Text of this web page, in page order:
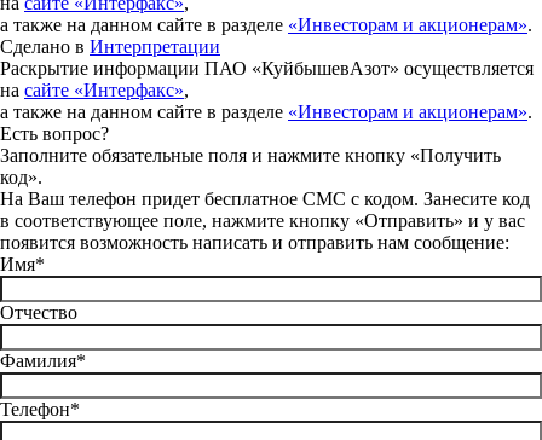
а также на данном сайте в разделе «Инвесторам и акционерам».
Сделано в Интерпретации
Раскрытие информации ПАО «КуйбышевАзот» осуществляется
на сайте «Интерфакс»,
а также на данном сайте в разделе «Инвесторам и акционерам».
Есть вопрос?
Заполните обязательные поля и нажмите кнопку «Получить
код».
На Ваш телефон придет бесплатное СМС с кодом. Занесите код
в соответствующее поле, нажмите кнопку «Отправить» и у вас
появится возможность написать и отправить нам сообщение:
Имя*
Отчество
Фамилия*
Телефон*